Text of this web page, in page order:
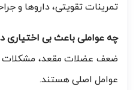
تمرینات تقویتی، داروها و
چه عواملی باعث بی اختیاری
ضعف عضلات مقعد، مشکلات
عوامل اصلی هستند.